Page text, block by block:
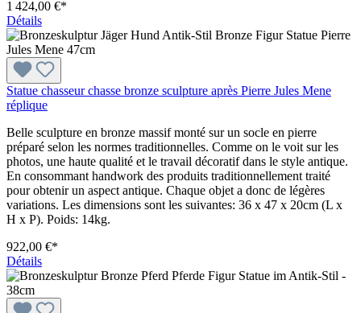
1 424,00 €*
Détails
Statue chasseur chasse bronze sculpture après Pierre Jules Mene
réplique
Belle sculpture en bronze massif monté sur un socle en pierre
préparé selon les normes traditionnelles. Comme on le voit sur les
photos, une haute qualité et le travail décoratif dans le style antique.
En consommant handwork des produits traditionnellement traité
pour obtenir un aspect antique. Chaque objet a donc de légères
variations. Les dimensions sont les suivantes: 36 x 47 x 20cm (L x
H x P). Poids: 14kg.
922,00 €*
Détails